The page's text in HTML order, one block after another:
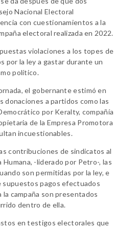
Nacional Electoral
con cuestionamientos a la
electoral realizada en 2022.
violaciones a los topes de
por la ley a gastar durante un
político.
el gobernante estimó en
donaciones a partidos como las
por Keralty, compañía
de la Empresa Promotora
incuestionables.
contribuciones de sindicatos al
-liderado por Petro-, las
son permitidas por la ley, e
supuestos pagos efectuados
la campaña son presentados
dentro de ella.
en testigos electorales que